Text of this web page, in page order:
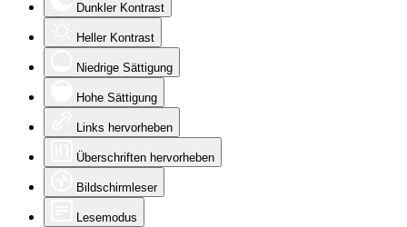
Dunkler Kontrast
Heller Kontrast
Niedrige Sättigung
Hohe Sättigung
Links hervorheben
Überschriften hervorheben
Bildschirmleser
Lesemodus